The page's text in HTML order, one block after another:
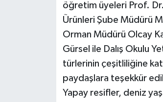
öğretim üyeleri Prof. Dr.
Ürünleri Şube Müdürü
Orman Müdürü Olcay
Gürsel ile Dalış Okulu
türlerinin çeşitliliğine
paydaşlara teşekkür
Yapay resifler, deniz